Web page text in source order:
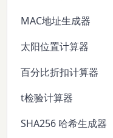
MAC地址生成器
太阳位置计算器
百分比折扣计算器
t检验计算器
SHA256 哈希生成器